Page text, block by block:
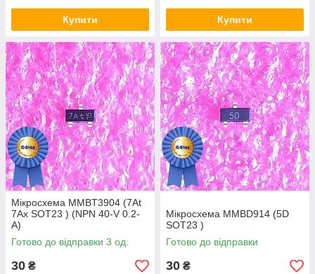
Купити Купити
Мікросхема MMBT3904 (7At
7Ax SOT23 ) (NPN 40-V 0.2-
A)
Готово до відправки 3 од.
30 ₴
Мікросхема MMBD914 (5D
SOT23 )
Готово до відправки
30 ₴